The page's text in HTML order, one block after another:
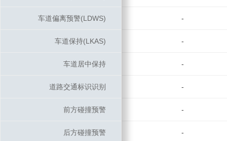
车道偏离预警(LDWS) -
车道保持(LKAS) -
车道居中保持 -
道路交通标识识别 -
前方碰撞预警 -
后方碰撞预警 -
车道偏离预警(LDWS)
车道保持(LKAS)
车道居中保持
道路交通标识识别
前方碰撞预警
后方碰撞预警